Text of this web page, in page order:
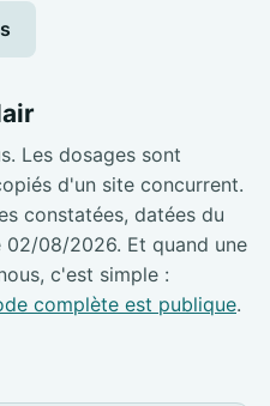
Les dosages sont
d'un site concurrent.
constatées, datées du
08/2026. Et quand une
c'est simple :
complète est publique.